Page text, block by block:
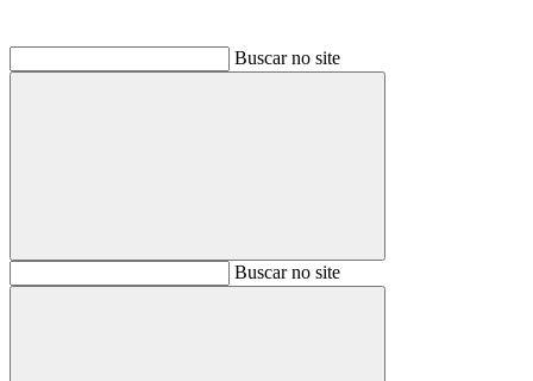
Buscar no site
BuscarBuscar no site